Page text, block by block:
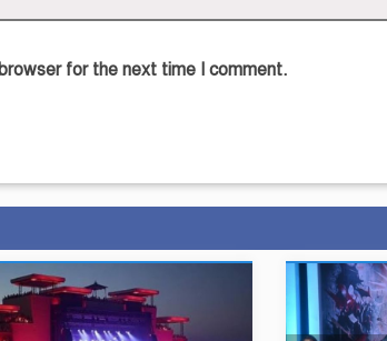
for the next time I comment.